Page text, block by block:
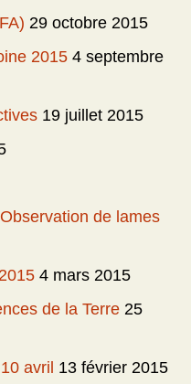
29 octobre 2015
2015 4 septembre
19 juillet 2015
de lames
4 mars 2015
de la Terre 25
avril 13 février 2015